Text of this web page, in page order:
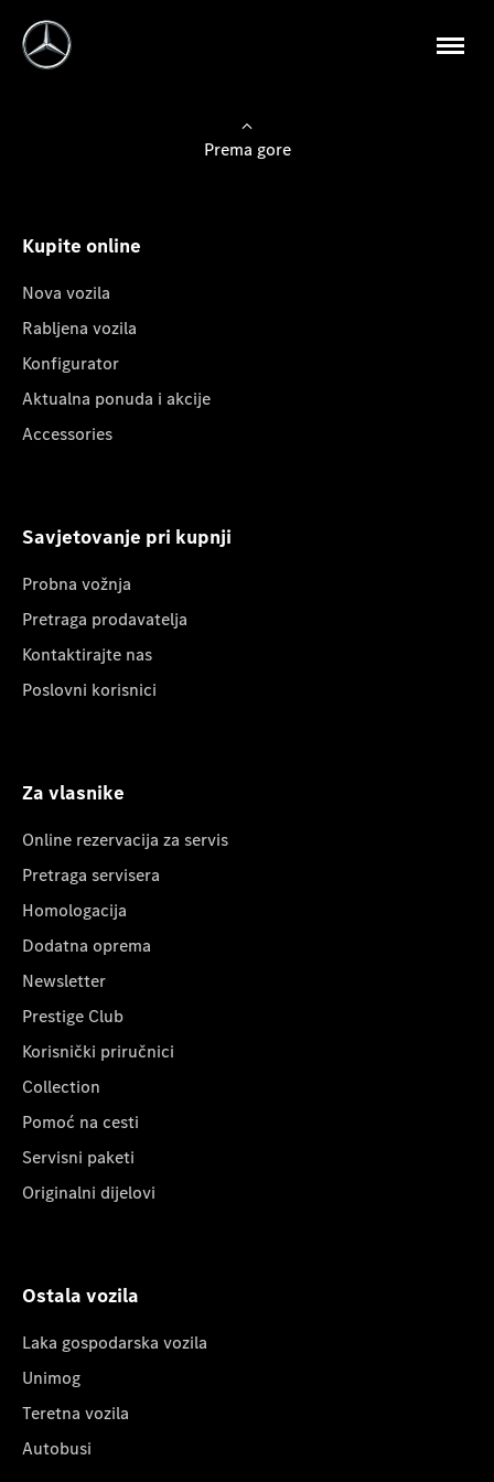
Prema gore
Kupite online
Nova vozila
Rabljena vozila
Konfigurator
Aktualna ponuda i akcije
Accessories
Savjetovanje pri kupnji
Probna vožnja
Pretraga prodavatelja
Kontaktirajte nas
Poslovni korisnici
Za vlasnike
Online rezervacija za servis
Pretraga servisera
Homologacija
Dodatna oprema
Newsletter
Prestige Club
Korisnički priručnici
Collection
Pomoć na cesti
Servisni paketi
Originalni dijelovi
Ostala vozila
Laka gospodarska vozila
Unimog
Teretna vozila
Autobusi